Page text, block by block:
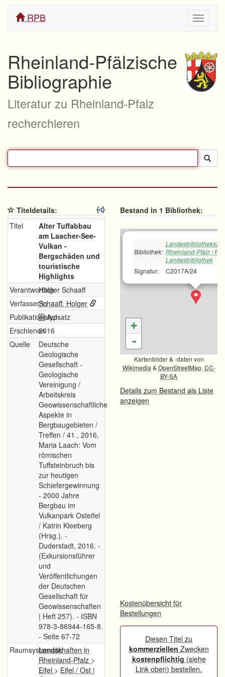
ein/
RPB
Rheinland-Pfälzische
Bibliographie
Literatur zu Rheinland-Pfalz
recherchieren
Titeldetails:
Titel
Alter Tuffabbau
am Laacher-See-
Vulkan -
Bergschäden und
touristische
Highlights
VerantwortlichHolger Schaaff
Verfasser/inSchaaff, Holger
PublikationstypAufsatz
Erschienen2016
Quelle
Deutsche
Geologische
Gesellschaft -
Geologische
Vereinigung /
Arbeitskreis
Geowissenschaftliche
Aspekte in
Bergbaugebieten /
Treffen / 41., 2016,
Maria Laach: Vom
römischen
Tuffsteinbruch bis
zur heutigen
Schiefergewinnung
- 2000 Jahre
Bergbau im
Vulkanpark Osteifel
/ Katrin Kleeberg
(Hrsg.). -
Duderstadt, 2016. -
(Exkursionsführer
und
Veröffentlichungen
der Deutschen
Gesellschaft für
Geowissenschaften
| Heft 257). - ISBN
978-3-86944-165-8.
- Seite 67-72
RaumsystematikLandschaften in
Rheinland-Pfalz >
Eifel > Eifel / Ost |
Bestand in 1 Bibliothek:
Bibliothek: Rheinland-Pfalz /
Landesbibliothek
Signatur:
C2017A/24
+
-
Kartenbilder & -daten von
Wikimedia & OpenStreetMap, CC-
BY-SA
Details zum Bestand als Liste
anzeigen
Kostenübersicht für
Bestellungen
Diesen Titel zu
kommerziellen Zwecken
kostenpflichtig (siehe
Link oben) bestellen.